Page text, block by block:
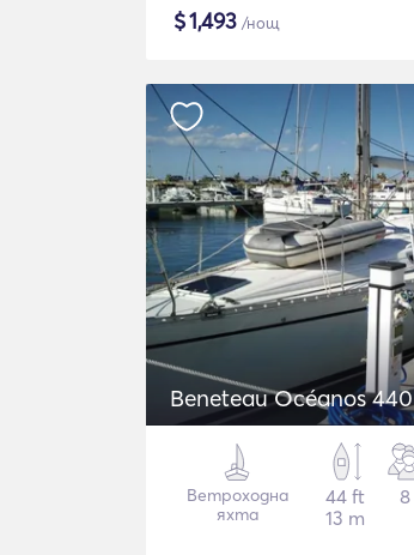
$1,493 /нощ
Beneteau Océanos 440
Ветроходна
яхта
44 ft
13 m
8